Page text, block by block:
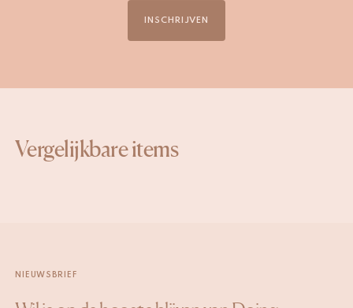
INSCHRIJVEN
Vergelijkbare items
NIEUWSBRIEF